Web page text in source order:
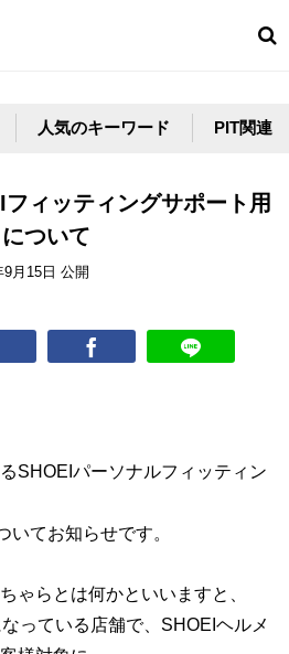
人気のキーワード PIT関連
フィッティングサポート用
ついて
9月15日 公開
SHOEIパーソナルフィッティン
いてお知らせです。
ゃらとは何かといいますと、
っている店舗で、SHOEIヘルメ